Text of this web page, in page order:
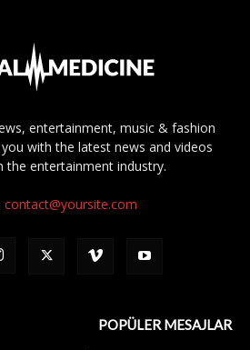
entertainment, music & fashion
with the latest news and videos
the entertainment industry.
contact@yoursite.com
POPÜLER MESAJLAR